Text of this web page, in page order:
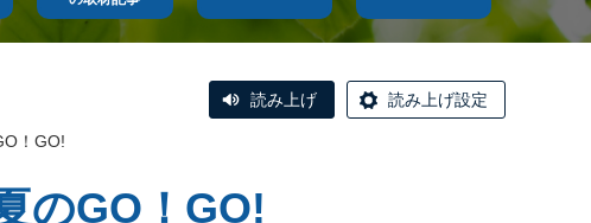
読み上げ 読み上げ設定
！GO!
のGO！GO!